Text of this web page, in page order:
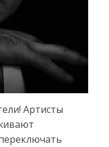
Артисты